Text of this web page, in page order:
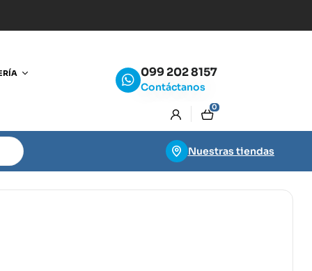
099 202 8157
Contáctanos
0
Nuestras tiendas